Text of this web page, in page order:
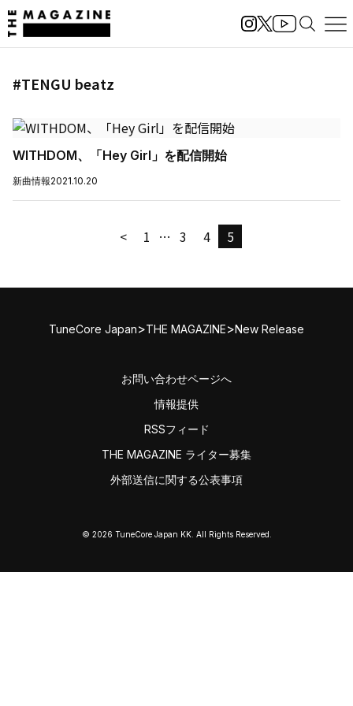
#TENGU beatz
WITHDOM、「Hey Girl」を配信開始
新曲情報2021.10.20
< 1 … 3 4 5
TuneCore Japan>THE MAGAZINE>New Release
お問い合わせページへ
情報提供
RSSフィード
THE MAGAZINE ライター募集
外部送信に関する公表事項
© 2026 TuneCore Japan KK. All Rights Reserved.